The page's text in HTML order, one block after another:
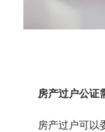
房产过户公证
房产过户可以委